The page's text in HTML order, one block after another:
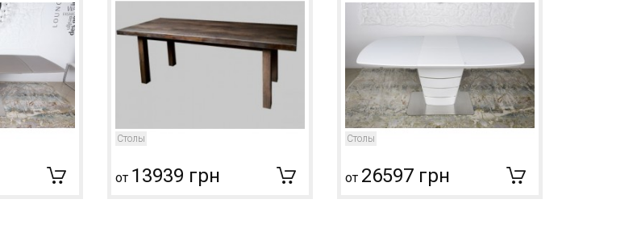
Столы
от 13939 грн
Столы
от 26597 грн